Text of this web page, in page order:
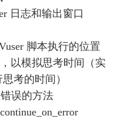
日志和输出窗口
脚本执行的位置
以模拟思考时间（实
考的时间）
误的方法